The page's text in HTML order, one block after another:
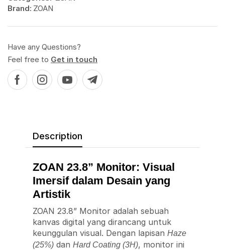
Brand: ZOAN
Have any Questions?
Feel free to Get in touch
Description
ZOAN 23.8” Monitor: Visual
Imersif dalam Desain yang
Artistik
ZOAN 23.8” Monitor adalah sebuah
kanvas digital yang dirancang untuk
keunggulan visual. Dengan lapisan Haze
(25%) dan Hard Coating (3H), monitor ini